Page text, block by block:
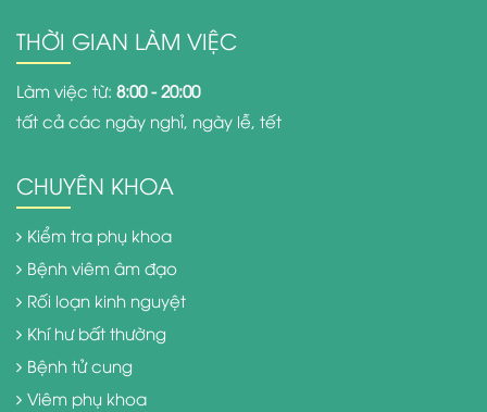
THỜI GIAN LÀM VIỆC
Làm việc từ: 8:00 - 20:00
tất cả các ngày nghỉ, ngày lễ, tết
CHUYÊN KHOA
Kiểm tra phụ khoa
Bệnh viêm âm đạo
Rối loạn kinh nguyệt
Khí hư bất thường
Bệnh tử cung
Viêm phụ khoa